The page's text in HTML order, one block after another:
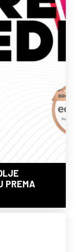
PREMA